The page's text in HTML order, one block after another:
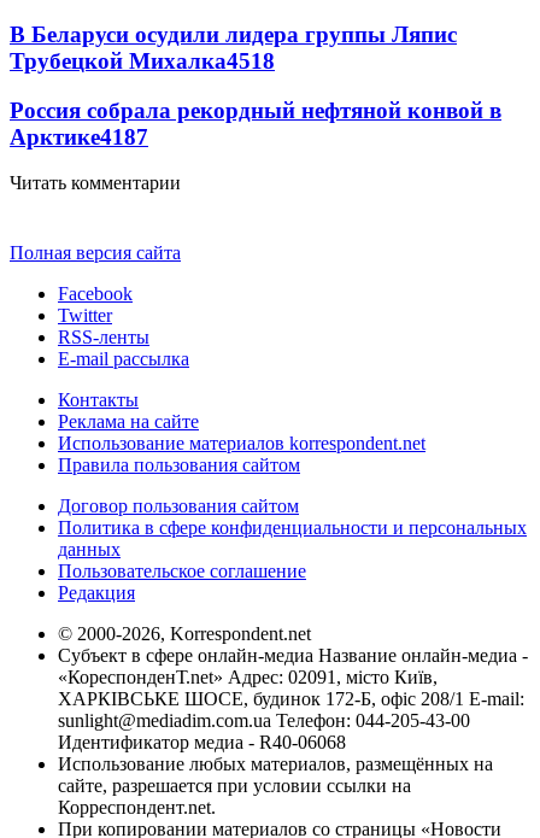
В Беларуси осудили лидера группы Ляпис
Трубецкой Михалка4518
Россия собрала рекордный нефтяной конвой в
Арктике4187
Читать комментарии
Полная версия сайта
Facebook
Twitter
RSS-ленты
E-mail рассылка
Контакты
Реклама на сайте
Использование материалов korrespondent.net
Правила пользования сайтом
Договор пользования сайтом
Политика в сфере конфиденциальности и персональных
данных
Пользовательское соглашение
Редакция
© 2000-2026, Korrespondent.net
Субъект в сфере онлайн-медиа Название онлайн-медиа -
«КореспонденТ.net» Адрес: 02091, місто Київ,
ХАРКІВСЬКЕ ШОСЕ, будинок 172-Б, офіс 208/1 E-mail:
sunlight@mediadim.com.ua Телефон: 044-205-43-00
Идентификатор медиа - R40-06068
Использование любых материалов, размещённых на
сайте, разрешается при условии ссылки на
Корреспондент.net.
При копировании материалов со страницы «Новости